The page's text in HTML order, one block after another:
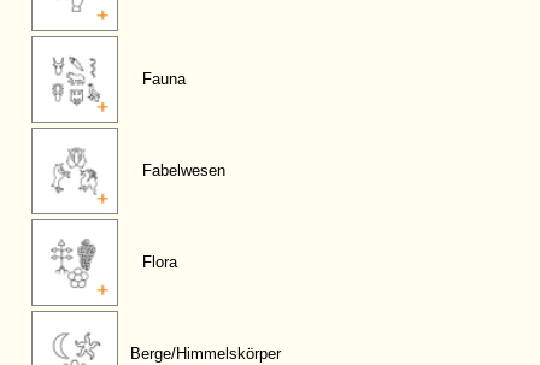
Fauna
Fabelwesen
Flora
Berge/Himmelskörper